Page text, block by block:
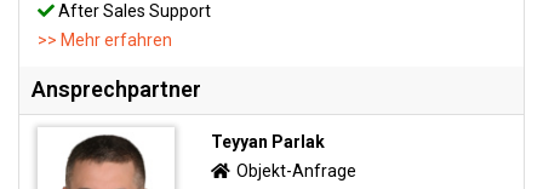
After Sales Support
>> Mehr erfahren
Ansprechpartner
Teyyan Parlak
Objekt-Anfrage